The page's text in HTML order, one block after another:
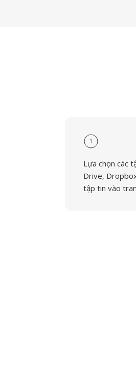
1
Lựa chọn các
Drive,
tập tin vào